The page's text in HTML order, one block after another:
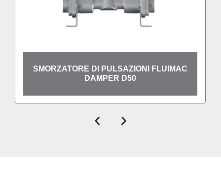
SMORZATORE DI PULSAZIONI FLUIMAC
DAMPER D50
‹ ›